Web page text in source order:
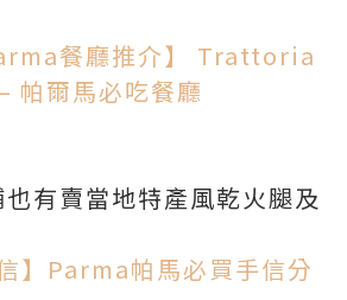
餐廳推介】 Trattoria
爾馬必吃餐廳
有賣當地特產風乾火腿及
】Parma帕馬必買手信分